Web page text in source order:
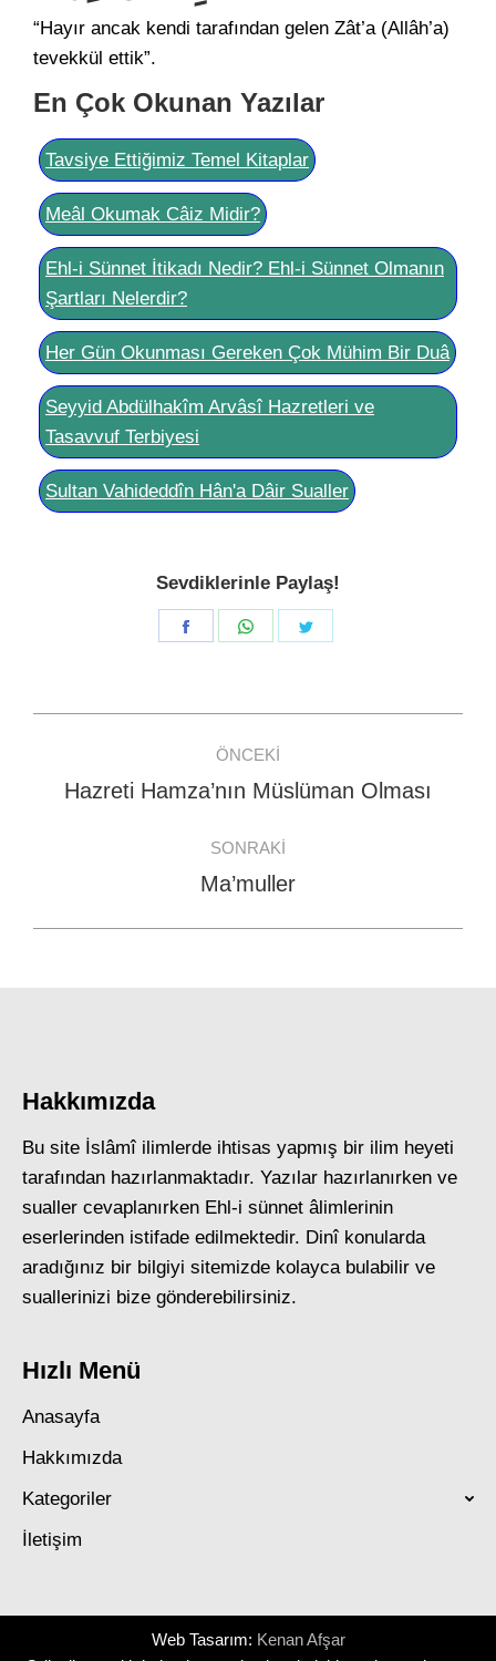
“Hayır ancak kendi tarafından gelen Zât’a (Allâh’a)
tevekkül ettik”.
En Çok Okunan Yazılar
Tavsiye Ettiğimiz Temel Kitaplar
Meâl Okumak Câiz Midir?
Ehl-i Sünnet İtikadı Nedir? Ehl-i Sünnet Olmanın
Şartları Nelerdir?
Her Gün Okunması Gereken Çok Mühim Bir Duâ
Seyyid Abdülhakîm Arvâsî Hazretleri ve
Tasavvuf Terbiyesi
Sultan Vahideddîn Hân'a Dâir Sualler
Sevdiklerinle Paylaş!
Share
Share
navigation
ÖNCEKI
Previous
Hazreti Hamza’nın Müslüman Olması
SONRAKI
Next
Ma’muller
Hakkımızda
Bu site İslâmî ilimlerde ihtisas yapmış bir ilim heyeti
tarafından hazırlanmaktadır. Yazılar hazırlanırken ve
sualler cevaplanırken Ehl-i sünnet âlimlerinin
eserlerinden istifade edilmektedir. Dinî konularda
aradığınız bir bilgiyi sitemizde kolayca bulabilir ve
suallerinizi bize gönderebilirsiniz.
Hızlı Menü
Anasayfa
Hakkımızda
Kategoriler
İletişim
Web Tasarım: Kenan Afşar